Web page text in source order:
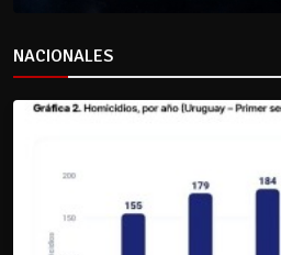
NACIONALES